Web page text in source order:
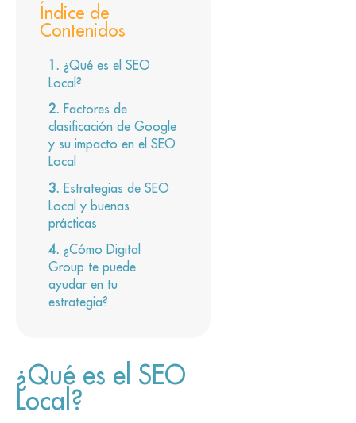
Índice de
Contenidos
¿Qué es el SEO
Local?
Factores de
clasificación de Google
y su impacto en el SEO
Local
Estrategias de SEO
Local y buenas
prácticas
¿Cómo Digital
Group te puede
ayudar en tu
estrategia?
¿Qué es el SEO
Local?